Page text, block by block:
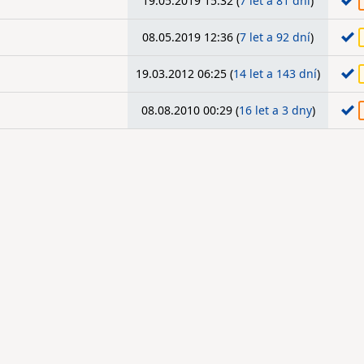
08.05.2019 12:36 (7 let a 92 dní)
19.03.2012 06:25 (14 let a 143 dní)
08.08.2010 00:29 (16 let a 3 dny)